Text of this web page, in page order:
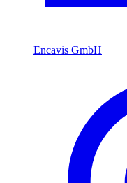
Encavis GmbH